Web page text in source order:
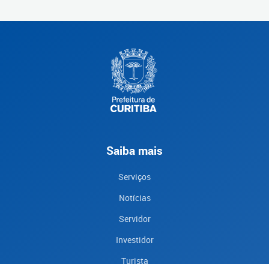
Saiba mais
Serviços
Notícias
Servidor
Investidor
Turista